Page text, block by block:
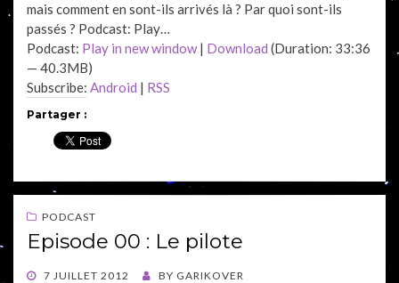
mais comment en sont-ils arrivés là ? Par quoi sont-ils
passés ? Podcast: Play…
Podcast: Play in new window| Download (Duration: 33:36
— 40.3MB)
Subscribe: Android | RSS
Partager :
PODCAST
Episode 00 : Le pilote
POSTED
7 JUILLET 2012 BY GARIKOVER